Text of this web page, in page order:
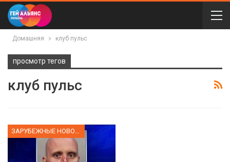
Домашняя клуб пульс
просмотр тегов
клуб пульс